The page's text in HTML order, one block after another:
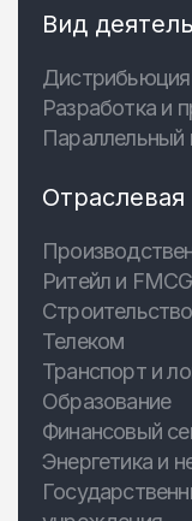
Вид
Дистрибьюция
Разработка и
Параллельный
Отраслевая
Ритейл и FMCG
Строительство
Телеком
Транспорт и
Образование
Финансовый
Энергетика и